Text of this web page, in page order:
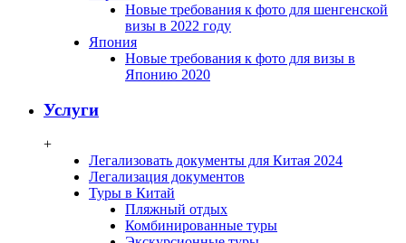
Новые требования к фото для шенгенской
визы в 2022 году
Япония
Новые требования к фото для визы в
Японию 2020
Услуги
+
Легализовать документы для Китая 2024
Легализация документов
Туры в Китай
Пляжный отдых
Комбинированные туры